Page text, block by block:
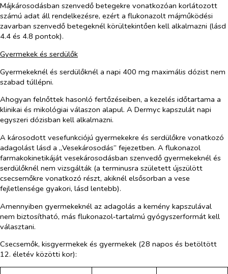
Májkárosodásban szenvedő betegekre vonatkozóan korlátozott
számú adat áll rendelkezésre, ezért a flukonazolt májműködési
zavarban szenvedő betegeknél körültekintően kell alkalmazni (lásd
4.4 és 4.8 pontok).
Gyermekek és serdülők
Gyermekeknél és serdülőknél a napi 400 mg maximális dózist nem
szabad túllépni.
Ahogyan felnőttek hasonló fertőzéseiben, a kezelés időtartama a
klinikai és mikológiai válaszon alapul. A Dermyc kapszulát napi
egyszeri dózisban kell alkalmazni.
A károsodott vesefunkciójú gyermekekre és serdülőkre vonatkozó
adagolást lásd a „Vesekárosodás” fejezetben. A flukonazol
farmakokinetikáját vesekárosodásban szenvedő gyermekeknél és
serdülőknél nem vizsgálták (a terminusra született újszülött
csecsemőkre vonatkozó részt, akiknél elsősorban a vese
fejletlensége gyakori, lásd lentebb).
Amennyiben gyermekeknél az adagolás a kemény kapszulával
nem biztosítható, más flukonazol‑tartalmú gyógyszerformát kell
választani.
Csecsemők, kisgyermekek és gyermekek (28 napos és betöltött
12. életév közötti kor):